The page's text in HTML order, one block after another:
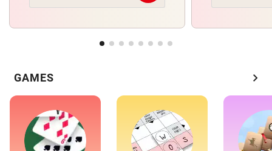
GAMES chevron_right